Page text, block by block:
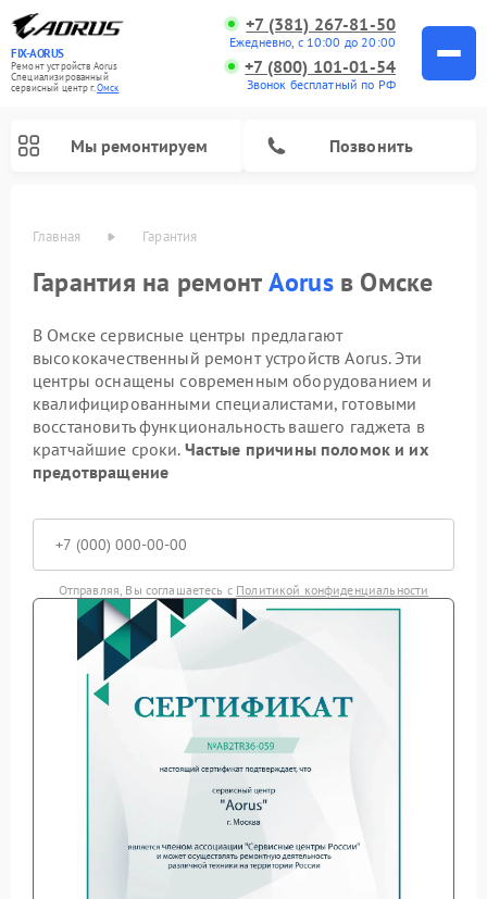
FIX-AORUS
Ремонт устройств Aorus
Специализированный
cервисный центр г.Омск
+7 (381) 267-81-50
Ежедневно, с 10:00 до 20:00
+7 (800) 101-01-54
Звонок бесплатный по РФ
Мы ремонтируем Позвонить
Главная Гарантия
Гарантия на ремонтAorusв Омске
В Омске сервисные центры предлагают
высококачественный ремонт устройств Aorus. Эти
центры оснащены современным оборудованием и
квалифицированными специалистами, готовыми
восстановить функциональность вашего гаджета в
кратчайшие сроки. Частые причины поломок и их
предотвращение
Отправляя, Вы соглашаетесь с Политикой конфиденциальности